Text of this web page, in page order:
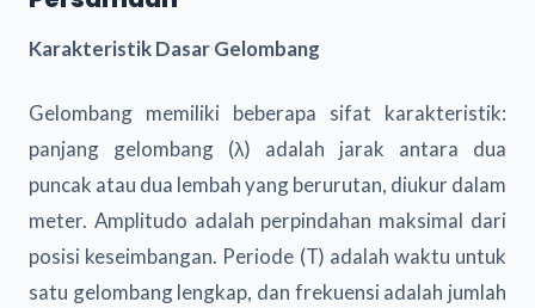
Karakteristik Dasar Gelombang
Gelombang memiliki beberapa sifat karakteristik:
panjang gelombang (λ) adalah jarak antara dua
puncak atau dua lembah yang berurutan, diukur dalam
meter. Amplitudo adalah perpindahan maksimal dari
posisi keseimbangan. Periode (T) adalah waktu untuk
satu gelombang lengkap, dan frekuensi adalah jumlah